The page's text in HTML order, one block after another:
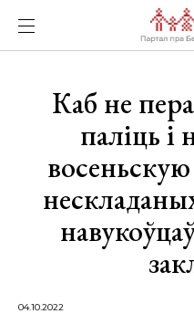
Каб не
паліць і
04.10.2022